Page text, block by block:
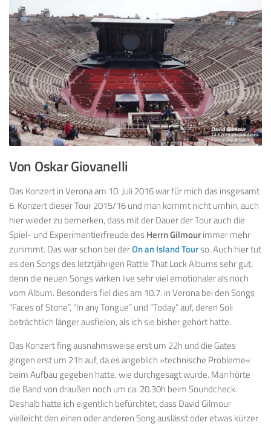
Von Oskar Giovanelli
Das Konzert in Verona am 10. Juli 2016 war für mich das insgesamt
6. Konzert dieser Tour 2015/16 und man kommt nicht umhin, auch
hier wieder zu bemerken, dass mit der Dauer der Tour auch die
Spiel- und Experimentierfreude desHerrn Gilmourimmer mehr
zunimmt. Das war schon bei derOn an Island Tourso. Auch hier tut
es den Songs des letztjährigen Rattle That Lock Albums sehr gut,
denn die neuen Songs wirken live sehr viel emotionaler als noch
vom Album. Besonders fiel dies am 10.7. in Verona bei den Songs
“Faces of Stone”, “In any Tongue” und “Today” auf, deren Soli
beträchtlich länger ausfielen, als ich sie bisher gehört hatte.
Das Konzert fing ausnahmsweise erst um 22h und die Gates
gingen erst um 21h auf, da es angeblich »technische Probleme«
beim Aufbau gegeben hatte, wie durchgesagt wurde. Man hörte
die Band von draußen noch um ca. 20.30h beim Soundcheck.
Deshalb hatte ich eigentlich befürchtet, dass David Gilmour
vielleicht den einen oder anderen Song auslässt oder etwas kürzer